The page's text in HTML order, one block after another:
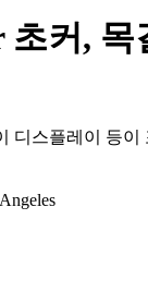
초커,
디스플레이 등